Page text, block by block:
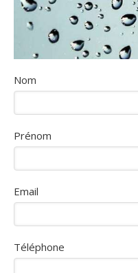
Nom
Prénom
Email
Téléphone